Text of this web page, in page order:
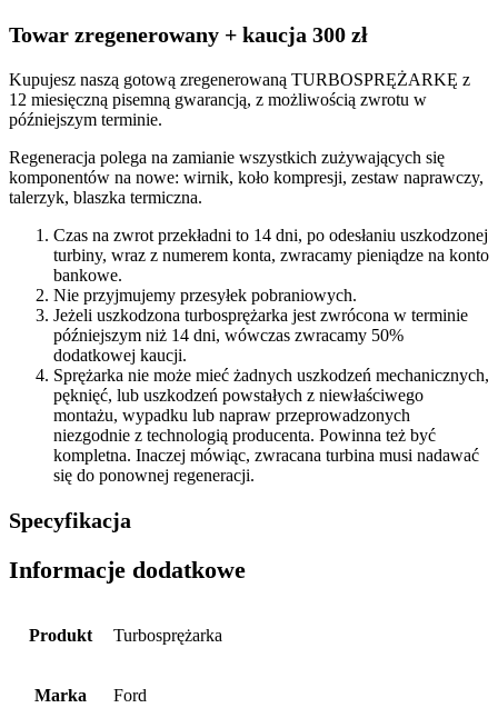
Towar zregenerowany + kaucja 300 zł
Kupujesz naszą gotową zregenerowaną TURBOSPRĘŻARKĘ z
12 miesięczną pisemną gwarancją, z możliwością zwrotu w
późniejszym terminie.
Regeneracja polega na zamianie wszystkich zużywających się
komponentów na nowe: wirnik, koło kompresji, zestaw naprawczy,
talerzyk, blaszka termiczna.
Czas na zwrot przekładni to 14 dni, po odesłaniu uszkodzonej
turbiny, wraz z numerem konta, zwracamy pieniądze na konto
bankowe.
Nie przyjmujemy przesyłek pobraniowych.
Jeżeli uszkodzona turbosprężarka jest zwrócona w terminie
późniejszym niż 14 dni, wówczas zwracamy 50%
dodatkowej kaucji.
Sprężarka nie może mieć żadnych uszkodzeń mechanicznych,
pęknięć, lub uszkodzeń powstałych z niewłaściwego
montażu, wypadku lub napraw przeprowadzonych
niezgodnie z technologią producenta. Powinna też być
kompletna. Inaczej mówiąc, zwracana turbina musi nadawać
się do ponownej regeneracji.
Specyfikacja
Informacje dodatkowe
Produkt Turbosprężarka
Marka Ford